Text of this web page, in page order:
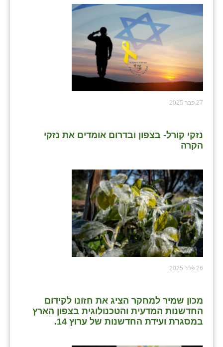
27 פבר 2025
נזקי קורל- בצפון ובדרום אומדים את נזקי
הקרה
26 פבר 2025
מכון שמיר למחקר הציג את חזונו לקידום
החדשנות המדעית והטכנולוגית בצפון הארץ
במסגרת ועידת החדשנות של ערוץ 14.